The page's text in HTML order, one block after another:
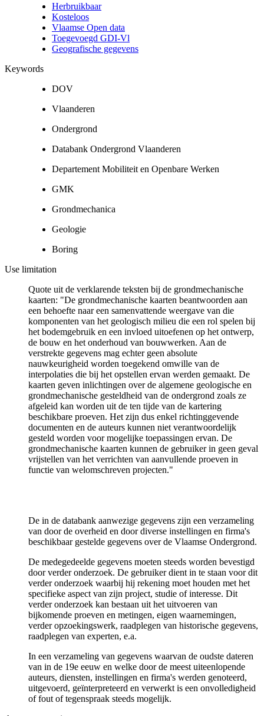
Herbruikbaar
Kosteloos
Vlaamse Open data
Toegevoegd GDI-Vl
Geografische gegevens
Keywords
DOV
Vlaanderen
Ondergrond
Databank Ondergrond Vlaanderen
Departement Mobiliteit en Openbare Werken
GMK
Grondmechanica
Geologie
Boring
Use limitation
Quote uit de verklarende teksten bij de grondmechanische
kaarten: "De grondmechanische kaarten beantwoorden aan
een behoefte naar een samenvattende weergave van die
komponenten van het geologisch milieu die een rol spelen bij
het bodemgebruik en een invloed uitoefenen op het ontwerp,
de bouw en het onderhoud van bouwwerken. Aan de
verstrekte gegevens mag echter geen absolute
nauwkeurigheid worden toegekend omwille van de
interpolaties die bij het opstellen ervan werden gemaakt. De
kaarten geven inlichtingen over de algemene geologische en
grondmechanische gesteldheid van de ondergrond zoals ze
afgeleid kan worden uit de ten tijde van de kartering
beschikbare proeven. Het zijn dus enkel richtinggevende
documenten en de auteurs kunnen niet verantwoordelijk
gesteld worden voor mogelijke toepassingen ervan. De
grondmechanische kaarten kunnen de gebruiker in geen geval
vrijstellen van het verrichten van aanvullende proeven in
functie van welomschreven projecten."
De in de databank aanwezige gegevens zijn een verzameling
van door de overheid en door diverse instellingen en firma's
beschikbaar gestelde gegevens over de Vlaamse Ondergrond.
De medegedeelde gegevens moeten steeds worden bevestigd
door verder onderzoek. De gebruiker dient in te staan voor dit
verder onderzoek waarbij hij rekening moet houden met het
specifieke aspect van zijn project, studie of interesse. Dit
verder onderzoek kan bestaan uit het uitvoeren van
bijkomende proeven en metingen, eigen waarnemingen,
verder opzoekingswerk, raadplegen van historische gegevens,
raadplegen van experten, e.a.
In een verzameling van gegevens waarvan de oudste dateren
van in de 19e eeuw en welke door de meest uiteenlopende
auteurs, diensten, instellingen en firma's werden genoteerd,
uitgevoerd, geïnterpreteerd en verwerkt is een onvolledigheid
of fout of tegenspraak steeds mogelijk.